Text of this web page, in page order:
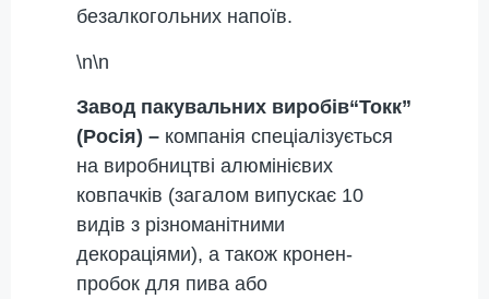
безалкогольних напоїв.
\n\n
Завод пакувальних виробів“Токк”
(Росія) – компанія спеціалізується
на виробництві алюмінієвих
ковпачків (загалом випускає 10
видів з різноманітними
декораціями), а також кронен-
пробок для пива або